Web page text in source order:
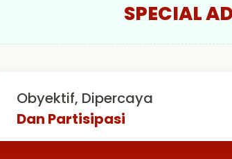
SPECIAL
Obyektif, Dipercaya
Dan Partisipasi